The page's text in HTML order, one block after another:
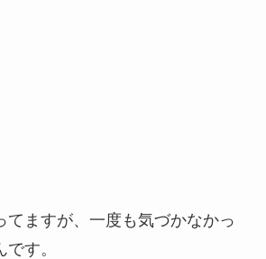
てますが、一度も気づかなかっ
す。